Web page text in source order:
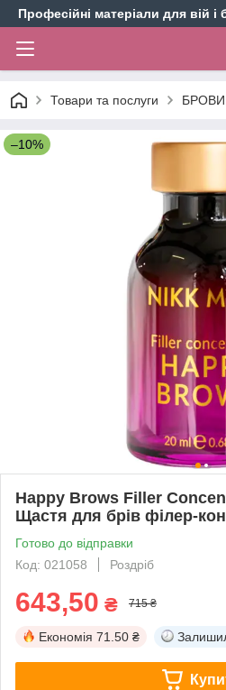
Професійні матеріали для вій і
Товари та послуги БРОВИ
–10%
Happy Brows Filler
Щастя для брів філер-
Готово до відправки
Код: 021058
Роздріб
643,50 ₴ 715 ₴
Економія 71.50 ₴